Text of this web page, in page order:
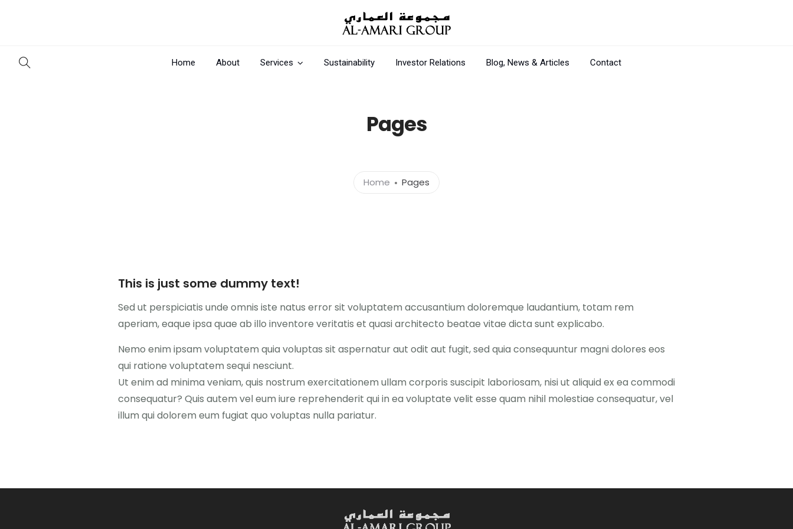
Home About Services Sustainability Investor Relations Blog, News & Articles Contact
Pages
Home Pages
This is just some dummy text!
Sed ut perspiciatis unde omnis iste natus error sit voluptatem accusantium doloremque laudantium, totam rem
aperiam, eaque ipsa quae ab illo inventore veritatis et quasi architecto beatae vitae dicta sunt explicabo.
Nemo enim ipsam voluptatem quia voluptas sit aspernatur aut odit aut fugit, sed quia consequuntur magni dolores eos
qui ratione voluptatem sequi nesciunt.
Ut enim ad minima veniam, quis nostrum exercitationem ullam corporis suscipit laboriosam, nisi ut aliquid ex ea commodi
consequatur? Quis autem vel eum iure reprehenderit qui in ea voluptate velit esse quam nihil molestiae consequatur, vel
illum qui dolorem eum fugiat quo voluptas nulla pariatur.